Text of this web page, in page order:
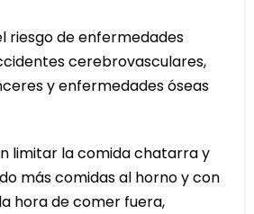
riesgo de enfermedades
cerebrovasculares,
y enfermedades óseas
limitar la comida chatarra y
más comidas al horno y con
hora de comer fuera,